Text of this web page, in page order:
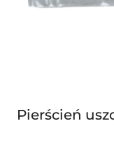
Pierścień